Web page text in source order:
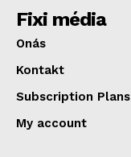
Fixi média
Onás
Kontakt
Subscription Plans
My account